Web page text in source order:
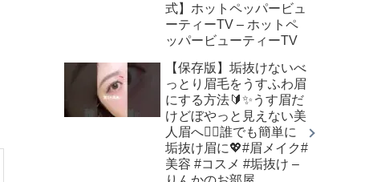
式】ホットペッパービュ
ーティーTV – ホットペ
ッパービューティーTV
【保存版】垢抜けないべ
っとり眉毛をうすふわ眉
にする方法🔰✨うす眉だ
けどぼやっと見えない美
人眉へ👌🏻誰でも簡単に
垢抜け眉に💖#眉メイク#
美容 #コスメ #垢抜け –